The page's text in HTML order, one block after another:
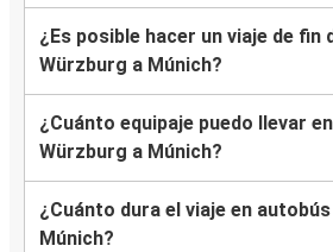
¿Es posible hacer un viaje de fin
Würzburg a Múnich?
¿Cuánto equipaje puedo llevar
Würzburg a Múnich?
¿Cuánto dura el viaje en
Múnich?